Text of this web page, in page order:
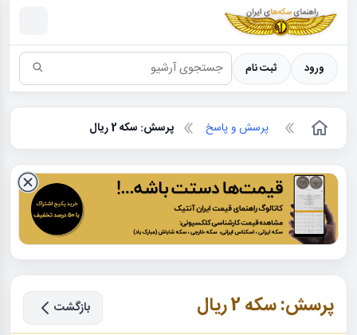
سکه ها ؛ راهنمای سکه شناسی
ورود ثبت نام
پرسش و پاسخ پرسش: سکه 2 ریال
پرسش: سکه 2 ریال بازگشت